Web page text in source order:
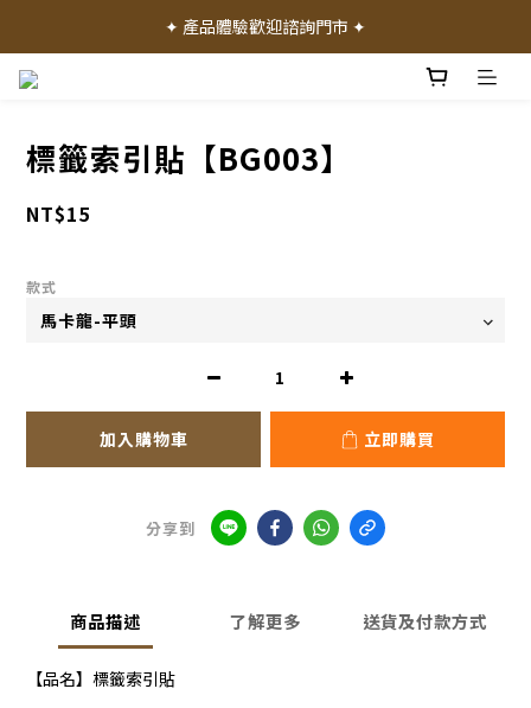
✦ 加入會員就送 50 元購物禮金 ✦
✦ 產品體驗歡迎諮詢門市 ✦
標籤索引貼【BG003】
NT$15
款式
加入購物車 立即購買
分享到
商品描述 了解更多 送貨及付款方式
【品名】標籤索引貼